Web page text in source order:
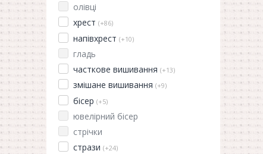
олівці
хрест (+86)
напівхрест (+10)
гладь
часткове вишивання (+13)
змішане вишивання (+9)
бісер (+5)
ювелірний бісер
стрічки
стрази (+24)